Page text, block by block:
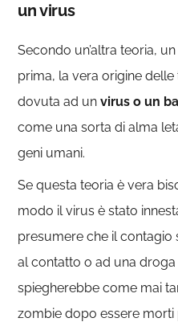
un virus
Secondo un’altra teoria,
prima, la vera origine
dovuta ad un virus o un
come una sorta di alma
geni umani.
Se questa teoria è vera
modo il virus è stato
presumere che il
al contatto o ad una
spiegherebbe come mai
zombie dopo essere morti